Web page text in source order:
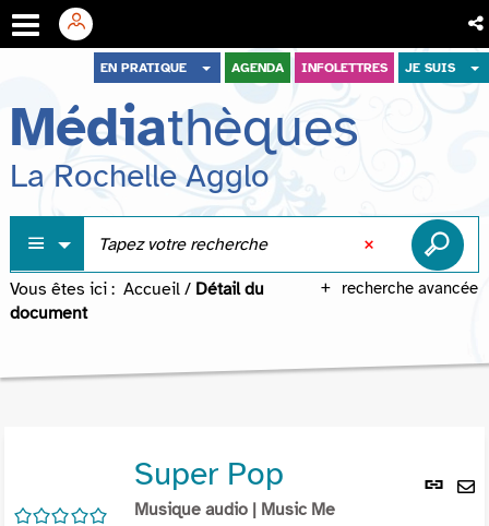
menu
contenu
recherche
EN PRATIQUE AGENDA INFOLETTRES JE SUIS
Médiathèques
La Rochelle Agglo
recherche avancée
Vous êtes ici : Accueil / Détail du
document
Lien
/5
Super Pop
Musique audio | Music Me